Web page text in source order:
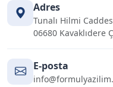
Adres
Tunalı Hilmi
06680 Kavaklıdere
E-posta